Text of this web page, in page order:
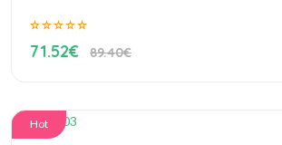
71.52€ 89.40€
Hot